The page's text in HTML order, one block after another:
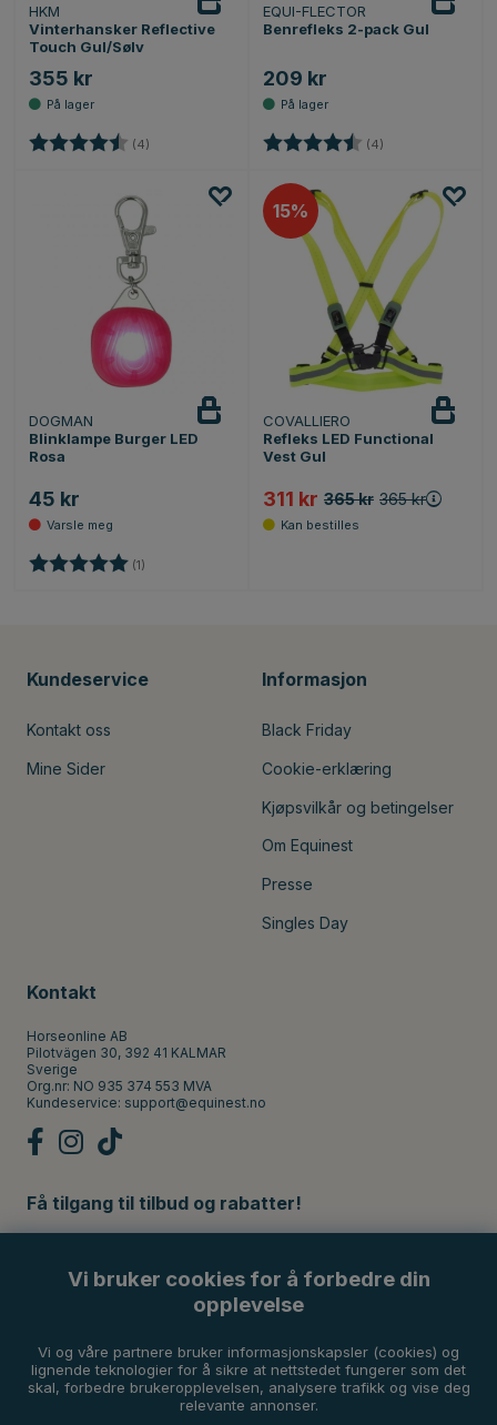
HKM
Vinterhansker Reflective
Touch Gul/Sølv
355 kr
Karakter: (4)
EQUI-FLECTOR
Benrefleks 2-pack Gul
209 kr
Karakter: (4)
DOGMAN
Blinklampe Burger LED
Rosa
45 kr
Karakter: (1)
15%
COVALLIERO
Refleks LED Functional
Vest Gul
311 kr 365 kr 365 kr
Kundeservice
Kontakt oss
Mine Sider
Informasjon
Black Friday
Cookie-erklæring
Kjøpsvilkår og betingelser
Om Equinest
Presse
Singles Day
Kontakt
Horseonline AB
Pilotvägen 30, 392 41 KALMAR
Sverige
Org.nr: NO 935 374 553 MVA
Kundeservice: support@equinest.no
Få tilgang til tilbud og rabatter!
Vi bruker cookies for å forbedre din
opplevelse
Vi og våre partnere bruker informasjonskapsler (cookies) og
lignende teknologier for å sikre at nettstedet fungerer som det
skal, forbedre brukeropplevelsen, analysere trafikk og vise deg
relevante annonser.